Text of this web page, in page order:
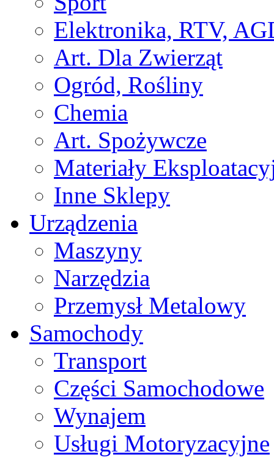
Elektronika, RTV,
Art. Dla Zwierząt
Ogród, Rośliny
Chemia
Art. Spożywcze
Materiały
Inne Sklepy
Urządzenia
Maszyny
Narzędzia
Przemysł Metalowy
Samochody
Transport
Części Samochodowe
Wynajem
Usługi Motoryzacyjne